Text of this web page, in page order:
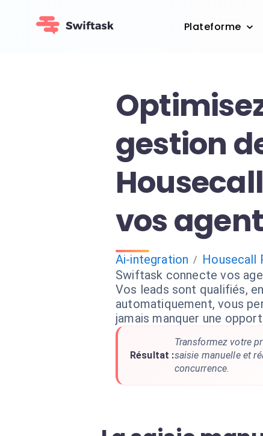
Plateforme
gestion
vos
Ai-integration / Housecall
Swiftask connecte vos
Vos leads sont qualifiés,
automatiquement, vous
jamais manquer une
Résultat :
Transformez votre
saisie manuelle et
concurrence.